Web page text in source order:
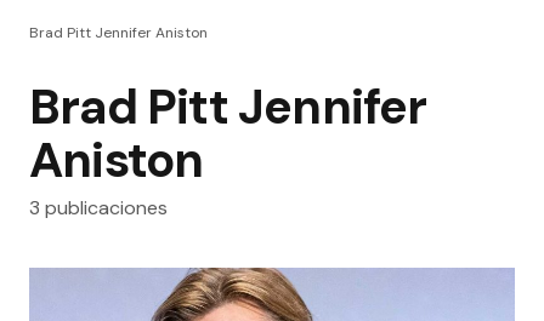
Brad Pitt Jennifer Aniston
Brad Pitt Jennifer
Aniston
3 publicaciones